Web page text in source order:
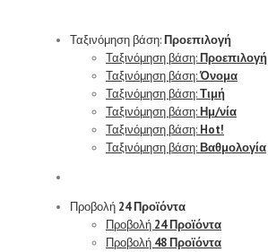
Ταξινόμηση βάση:Προεπιλογή
Ταξινόμηση βάση:Προεπιλογή
Ταξινόμηση βάση:Όνομα
Ταξινόμηση βάση:Τιμή
Ταξινόμηση βάση:Ημ/νία
Ταξινόμηση βάση: Hot!
Ταξινόμηση βάση:Βαθμολογία
Προβολή 24 Προϊόντα
Προβολή 24 Προϊόντα
Προβολή 48 Προϊόντα